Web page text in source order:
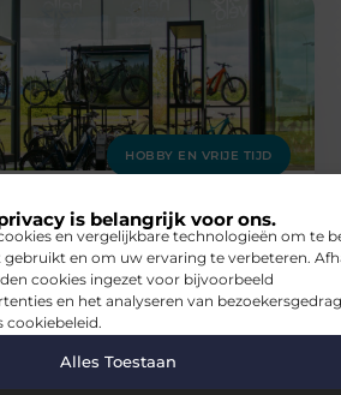
is belangrijk voor ons.
en vergelijkbare technologieën om te
en om uw ervaring te verbeteren.
cookies ingezet voor bijvoorbeeld
en het analyseren van
cookiebeleid.
Alles Toestaan
HOBBY EN VRIJE TIJD
Niklaas als dé keuze
dan op: Share on X (Twitter)
Share on Pinterest Share on